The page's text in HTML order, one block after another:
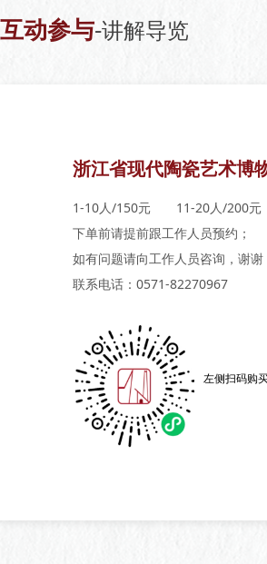
互动参与-讲解导览
浙江省现代陶瓷艺术博
1-10人/150元 11-20人/200
下单前请提前跟工作人员预约；
如有问题请向工作人员咨询，谢谢
联系电话：0571-82270967
左侧扫码购